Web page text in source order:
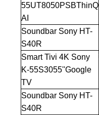
55UT8050PSBThinQ
AI
Soundbar Sony HT-
S40R
Smart Tivi 4K Sony
K-55S3055''Google
TV
Soundbar Sony HT-
S40R